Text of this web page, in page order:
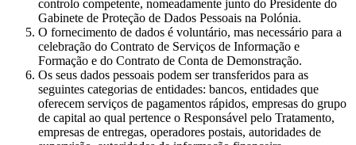
controlo competente, nomeadamente junto do Presidente do
Gabinete de Proteção de Dados Pessoais na Polónia.
O fornecimento de dados é voluntário, mas necessário para a
celebração do Contrato de Serviços de Informação e
Formação e do Contrato de Conta de Demonstração.
Os seus dados pessoais podem ser transferidos para as
seguintes categorias de entidades: bancos, entidades que
oferecem serviços de pagamentos rápidos, empresas do grupo
de capital ao qual pertence o Responsável pelo Tratamento,
empresas de entregas, operadores postais, autoridades de